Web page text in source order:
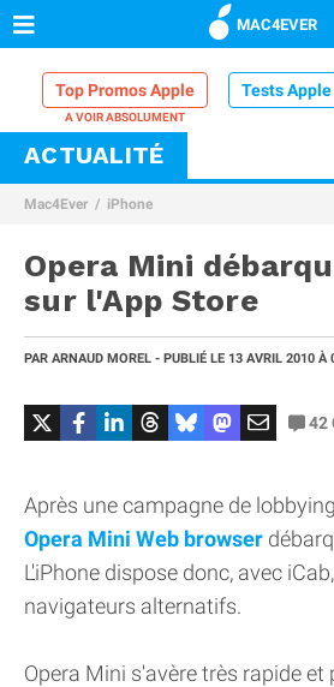
MAC4EVER
Top Promos Apple Tests Apple
VPN Mac
Comparatif iPhone
ACTUALITÉ
Mac4Ever iPhone
Opera Mini
sur l'App Store
PAR ARNAUD MOREL - PUBLIÉ LE 13 AVRIL 2010 À
42
Après une campagne de
Opera Mini Web browser
L'iPhone dispose donc, avec
navigateurs alternatifs.
Opera Mini s'avère très rapide